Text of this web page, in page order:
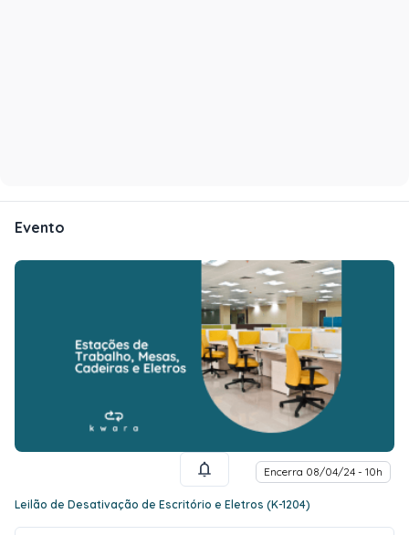
Evento
Encerra 08/04/24 - 10h
Leilão de Desativação de Escritório e Eletros (K-1204)